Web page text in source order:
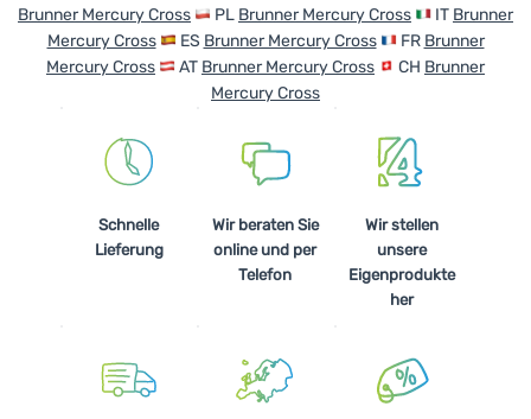
Brunner Mercury Cross
PL Brunner Mercury Cross IT Brunner
Mercury Cross
ES Brunner Mercury Cross FR Brunner
Mercury Cross
AT Brunner Mercury Cross CH Brunner
Mercury Cross
Schnelle
Lieferung
Wir beraten Sie
online und per
Telefon
Wir stellen
unsere
Eigenprodukte
her